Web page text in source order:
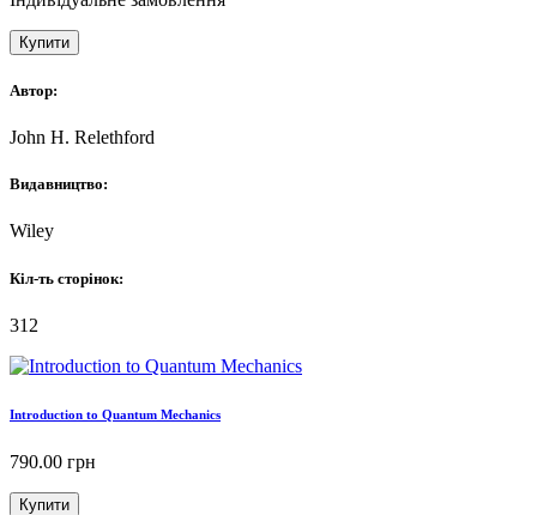
Купити
Автор:
John H. Relethford
Видавництво:
Wiley
Кіл-ть сторінок:
312
Introduction to Quantum Mechanics
790.00 грн
Купити